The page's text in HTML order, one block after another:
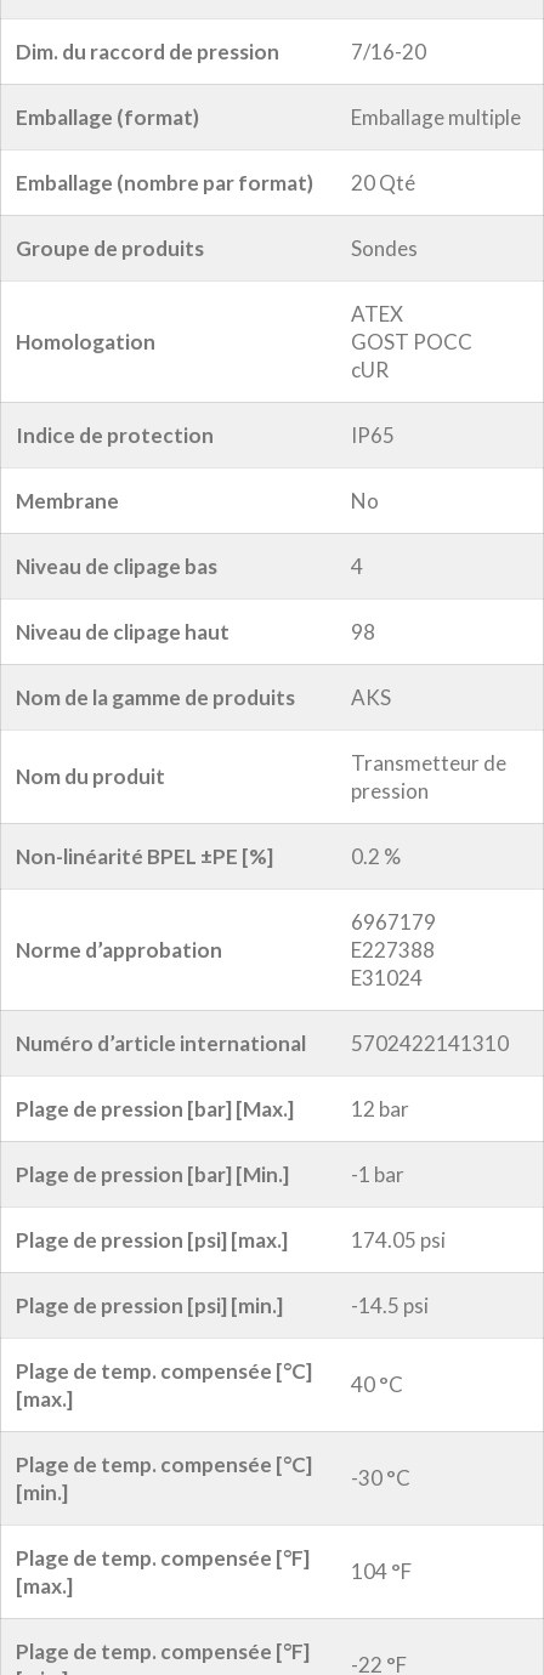
Dim. du raccord de pression 7/16-20
Emballage (format) Emballage multiple
Emballage (nombre par format) 20 Qté
Groupe de produits Sondes
Homologation
ATEX
GOST POCC
cUR
Indice de protection IP65
Membrane No
Niveau de clipage bas 4
Niveau de clipage haut 98
Nom de la gamme de produits AKS
Nom du produit
Transmetteur de
pression
Non-linéarité BPEL ±PE [%] 0.2 %
Norme d’approbation
6967179
E227388
E31024
Numéro d’article international 5702422141310
Plage de pression [bar] [Max.] 12 bar
Plage de pression [bar] [Min.] -1 bar
Plage de pression [psi] [max.] 174.05 psi
Plage de pression [psi] [min.] -14.5 psi
Plage de temp. compensée [°C]
[max.]
40 °C
Plage de temp. compensée [°C]
[min.]
-30 °C
Plage de temp. compensée [°F]
[max.]
104 °F
Plage de temp. compensée [°F]
-22 °F